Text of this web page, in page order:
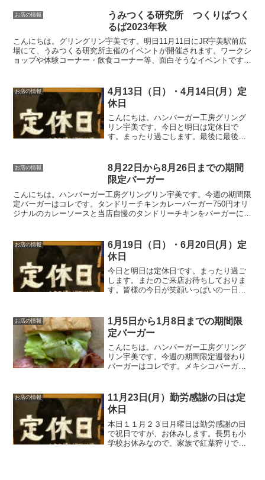
お店の情報
うみつくる研究所 つくりばつく
るば2023年秋
こんにちは。グリングリン宇美です。明日11月11日にJR宇美駅前広
場にて、うみつくる研究所主催のイベントが開催されます。ワークシ
ョップや体験コーナー・飲食コーナー等、面白そうなイベントです。
お店の情報
4月13日（日）・4月14日(月）定
休日
こんにちは。ハンバーガー工房グリング
リン宇美です。今日と明日は定休日で
す。まったり過ごします。最後に最後ま
になりますように😊いってらっしゃい。
お店の情報
8月22日から8月26日までの期間
限定バーガー
こんにちは。ハンバーガー工房グリングリン宇美です。今週の期間限
定バーガーはコレです。タンドリーチキンカレーバーガー750円オリ
ジナルのカレーソースと当店自慢のタンドリーチキンをバーガーにし
お店の情報
6月19日（日）・6月20日(月）定
休日
今日と明日は定休日です。まったり過ご
します。またのご来店お待ちしておりま
す。皆様の今日が笑顔いっぱいの一日に
お店の情報
1月5日から1月8日までの期間限
定バーガー
こんにちは。ハンバーガー工房グリング
リン宇美です。今週の期間限定週替わり
バーガーはコレです。メキシコバーガ
シコと言えばコレと自信を持って提供す
る期間限定週替わりバー...
お店の情報
11月23日(月）勤労感謝の日は定
休日
本日１１月２３日月曜日は勤労感謝の日
で祝日ですが、お休みします。長男も小
学校お休みなので、家族で紅葉狩りでも